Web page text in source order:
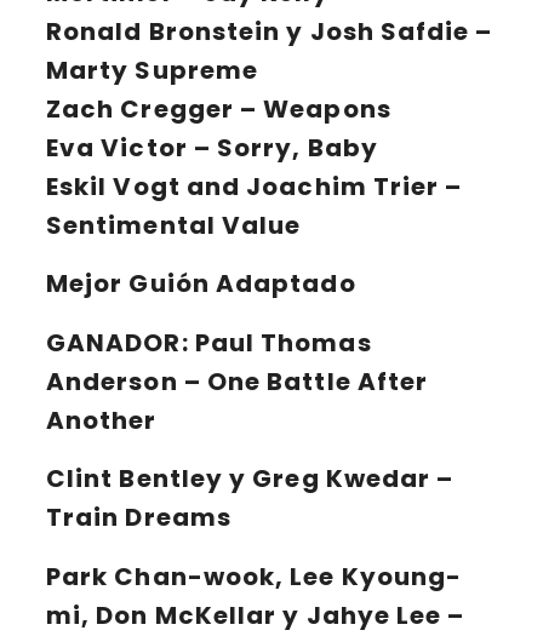
Ronald Bronstein y Josh Safdie –
Marty Supreme
Zach Cregger – Weapons
Eva Victor – Sorry, Baby
Eskil Vogt and Joachim Trier –
Sentimental Value
Mejor Guión Adaptado
GANADOR: Paul Thomas
Anderson – One Battle After
Another
Clint Bentley y Greg Kwedar –
Train Dreams
Park Chan-wook, Lee Kyoung-
mi, Don McKellar y Jahye Lee –